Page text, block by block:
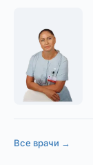
Все врачи →